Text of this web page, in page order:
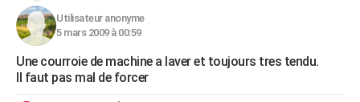
Carte de Noël
Carte Bonne année
Carte Saint-Valentin
Carte Pâques
Carte d'anniversaire
DICTIONNAIRE
Dictionnaire
Biographies
Citations
Expressions
Proverbes
COPAINS D'AVANT
Utilisateur anonyme
5 mars 2009 à 00:59
Une courroie de machine a laver et toujours tres tendu.
Il faut pas mal de forcer